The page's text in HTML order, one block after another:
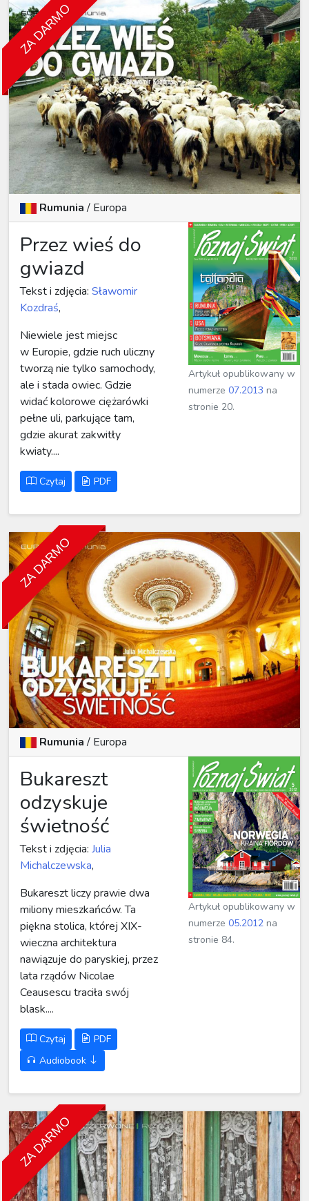
ZA DARMO
Rumunia/ Europa
Przez wieś do
gwiazd
Tekst i zdjęcia: Sławomir
Kozdraś,
Niewiele jest miejsc
w Europie, gdzie ruch uliczny
tworzą nie tylko samochody,
ale i stada owiec. Gdzie
widać kolorowe ciężarówki
pełne uli, parkujące tam,
gdzie akurat zakwitły
kwiaty....
Czytaj PDF
Artykuł opublikowany w
numerze07.2013 na
stronie 20.
ZA DARMO
Rumunia/ Europa
Bukareszt
odzyskuje
świetność
Tekst i zdjęcia: Julia
Michalczewska,
Bukareszt liczy prawie dwa
miliony mieszkańców. Ta
piękna stolica, której XIX-
wieczna architektura
nawiązuje do paryskiej, przez
lata rządów Nicolae
Ceausescu traciła swój
blask....
Czytaj
PDF
Audiobook
Artykuł opublikowany w
numerze05.2012 na
stronie 84.
ZA DARMO